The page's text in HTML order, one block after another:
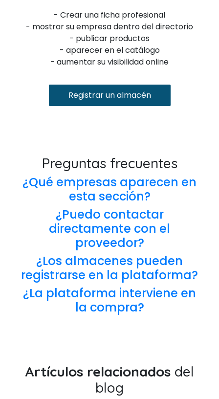
- Crear una ficha profesional
- mostrar su empresa dentro del directorio
- publicar productos
- aparecer en el catálogo
- aumentar su visibilidad online
Registrar un almacén
Preguntas frecuentes
¿Qué empresas aparecen en
esta sección?
¿Puedo contactar
directamente con el
proveedor?
¿Los almacenes pueden
registrarse en la plataforma?
¿La plataforma interviene en
la compra?
Artículos relacionados del
blog